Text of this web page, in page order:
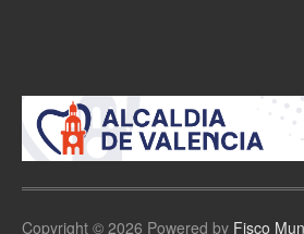
Copyright © 2026 Powered by Fisco